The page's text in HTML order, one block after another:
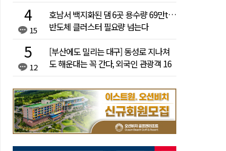
15
호남서 백지화된 댐 6곳 용수량 69만t…
반도체 클러스터 필요량 넘는다
12
[부산에도 밀리는 대구] 동성로 지나쳐
도 해운대는 꼭 간다, 외국인 관광객 16